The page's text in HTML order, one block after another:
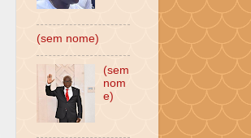
(sem nome)
(sem
nom
e)